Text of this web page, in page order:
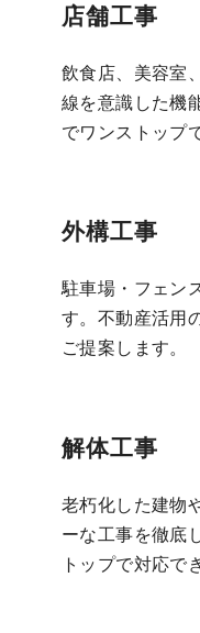
店舗工事
飲食店、美容室
線を意識した機
でワンストップ
外構工事
駐車場・フェン
す。不動産活用
ご提案します。
解体工事
老朽化した建物
ーな工事を徹底
トップで対応で